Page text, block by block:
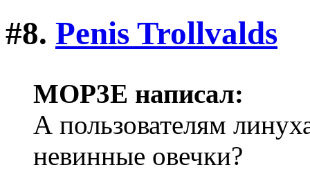
#8. Penis Trollvalds
MOP3E написал:
А пользователям
невинные овечки?